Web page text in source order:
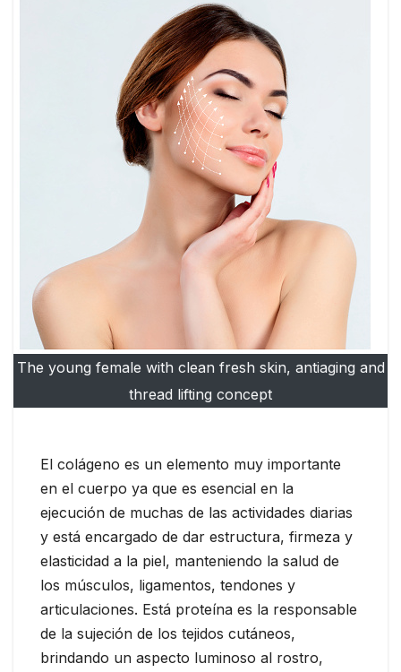
The young female with clean fresh skin, antiaging and
thread lifting concept
El colágeno es un elemento muy importante
en el cuerpo ya que es esencial en la
ejecución de muchas de las actividades diarias
y está encargado de dar estructura, firmeza y
elasticidad a la piel, manteniendo la salud de
los músculos, ligamentos, tendones y
articulaciones. Está proteína es la responsable
de la sujeción de los tejidos cutáneos,
brindando un aspecto luminoso al rostro,